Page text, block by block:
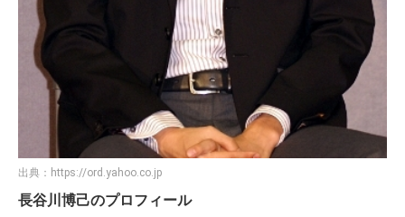
出典： https://ord.yahoo.co.jp
長谷川博己のプロフィール